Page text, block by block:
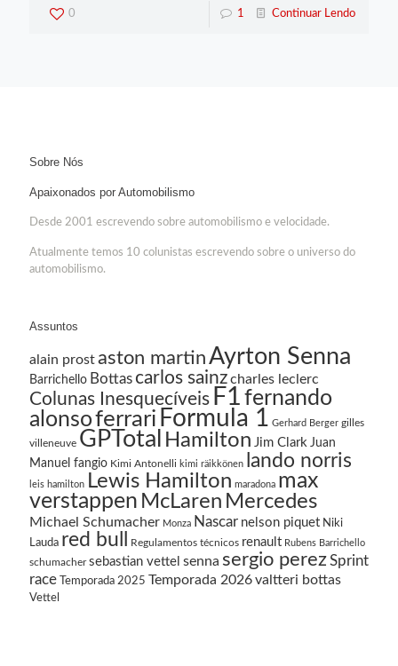
0 1 Continuar Lendo
Sobre Nós
Apaixonados por Automobilismo
Desde 2001 escrevendo sobre automobilismo e velocidade.
Atualmente temos 10 colunistas escrevendo sobre o universo do
automobilismo.
Assuntos
alain prostaston martinAyrton Senna
Barrichello Bottas carlos sainzcharles leclerc
Colunas Inesquecíveis F1 fernando
alonsoferrari Formula 1 Gerhard Berger gilles
villeneuve GPTotal Hamilton Jim Clark Juan
Manuel fangio Kimi Antonelli kimi räikkönen lando norris
leis hamilton Lewis Hamilton maradona max
verstappen McLaren Mercedes
Michael Schumacher Monza Nascar nelson piquet Niki
Lauda red bull Regulamentos técnicos renault Rubens Barrichello
schumacher sebastian vettel senna sergio perezSprint
race
Temporada 2025 Temporada 2026valtteri bottas
Vettel